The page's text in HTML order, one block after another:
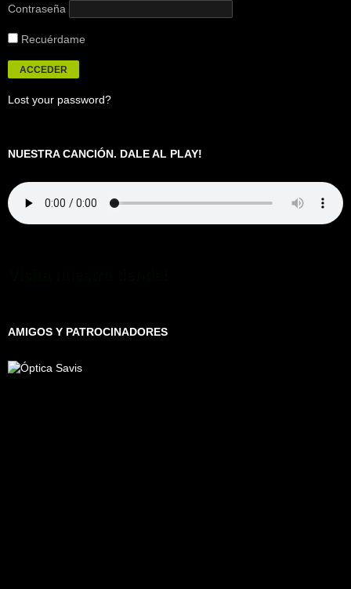
Contraseña
Recuérdame
Lost your password?
NUESTRA CANCIÓN. DALE AL PLAY!
AMIGOS Y PATROCINADORES